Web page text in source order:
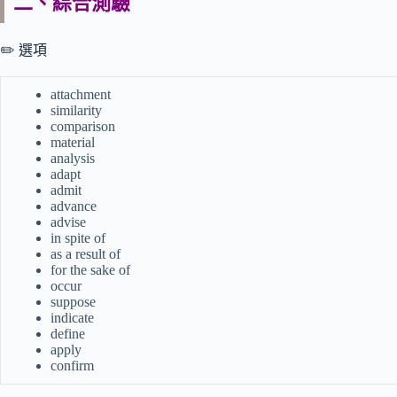
✏️ 選項
attachment
similarity
comparison
material
analysis
adapt
admit
advance
advise
in spite of
as a result of
for the sake of
occur
suppose
indicate
define
apply
confirm